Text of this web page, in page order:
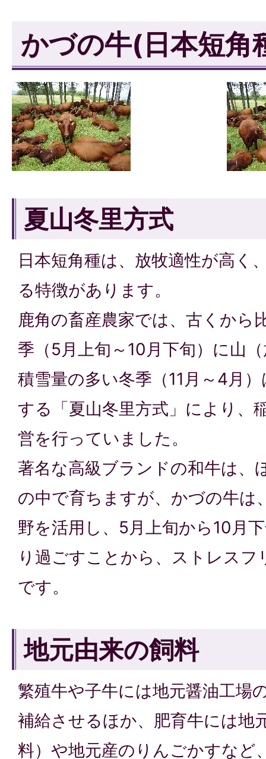
かづの牛(日本短角
夏山冬里方式
日本短角種は、放牧適性が高く
る特徴があります。
鹿角の畜産農家では、古くから
季（5月上旬～10月下旬）に山
積雪量の多い冬季（11月～4月
する「夏山冬里方式」により、
営を行っていました。
著名な高級ブランドの和牛は、
の中で育ちますが、かづの牛は
野を活用し、5月上旬から10月
り過ごすことから、ストレスフ
です。
地元由来の飼料
繁殖牛や子牛には地元醤油工場
補給させるほか、肥育牛には地
料）や地元産のりんごかすなど